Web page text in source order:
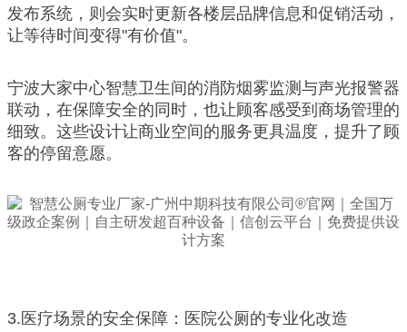
发布系统，则会实时更新各楼层品牌信息和促销活动，
让等待时间变得"有价值"。
宁波大家中心智慧卫生间的消防烟雾监测与声光报警器
联动，在保障安全的同时，也让顾客感受到商场管理的
细致。这些设计让商业空间的服务更具温度，提升了顾
客的停留意愿。
3.医疗场景的安全保障：医院公厕的专业化改造